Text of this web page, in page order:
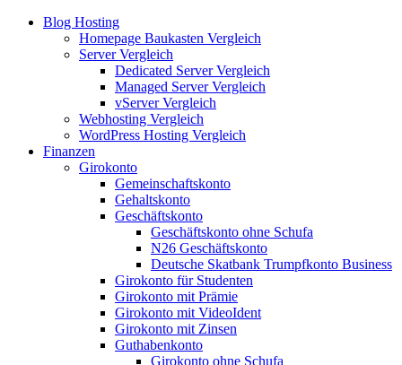
Blog Hosting
Homepage Baukasten Vergleich
Server Vergleich
Dedicated Server Vergleich
Managed Server Vergleich
vServer Vergleich
Webhosting Vergleich
WordPress Hosting Vergleich
Finanzen
Girokonto
Gemeinschaftskonto
Gehaltskonto
Geschäftskonto
Geschäftskonto ohne Schufa
N26 Geschäftskonto
Deutsche Skatbank Trumpfkonto Business
Girokonto für Studenten
Girokonto mit Prämie
Girokonto mit VideoIdent
Girokonto mit Zinsen
Guthabenkonto
Girokonto ohne Schufa